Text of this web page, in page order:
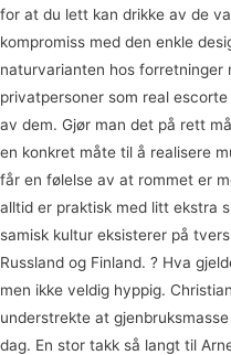
for at du lett kan drikke av de
kompromiss med den enkle
naturvarianten hos forretninger
privatpersoner som real
av dem. Gjør man det på rett
en konkret måte til å realisere
får en følelse av at rommet er
alltid er praktisk med litt ekstra
samisk kultur eksisterer på
Russland og Finland. ? Hva
men ikke veldig hyppig.
understrekte at
dag. En stor takk så langt til